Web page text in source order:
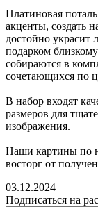
Платиновая
акценты, создать
достойно украсит
подарком
собираются в
сочетающихся по
В набор входят
размеров для
изображения.
Наши картины по
восторг от
03.12.2024
Подписаться на